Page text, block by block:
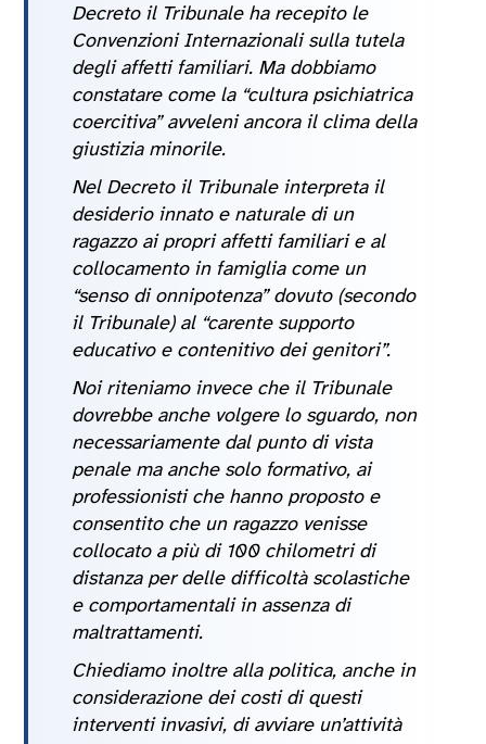
Decreto il Tribunale ha recepito le
Convenzioni Internazionali sulla tutela
degli affetti familiari. Ma dobbiamo
constatare come la “cultura psichiatrica
coercitiva” avveleni ancora il clima della
giustizia minorile.
Nel Decreto il Tribunale interpreta il
desiderio innato e naturale di un
ragazzo ai propri affetti familiari e al
collocamento in famiglia come un
“senso di onnipotenza” dovuto (secondo
il Tribunale) al “carente supporto
educativo e contenitivo dei genitori”.
Noi riteniamo invece che il Tribunale
dovrebbe anche volgere lo sguardo, non
necessariamente dal punto di vista
penale ma anche solo formativo, ai
professionisti che hanno proposto e
consentito che un ragazzo venisse
collocato a più di 100 chilometri di
distanza per delle difficoltà scolastiche
e comportamentali in assenza di
maltrattamenti.
Chiediamo inoltre alla politica, anche in
considerazione dei costi di questi
interventi invasivi, di avviare un’attività